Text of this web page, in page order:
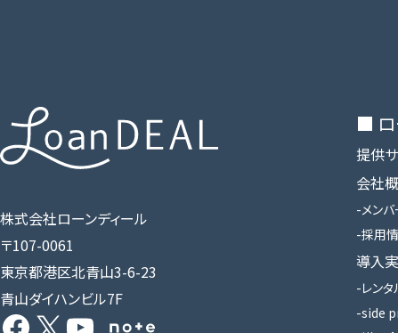
株式会社ローンディール
〒107-0061
東京都港区北青山3-6-23
青山ダイハンビル7F
■ ロ
提供
会社
メン
採用
導入
レン
side